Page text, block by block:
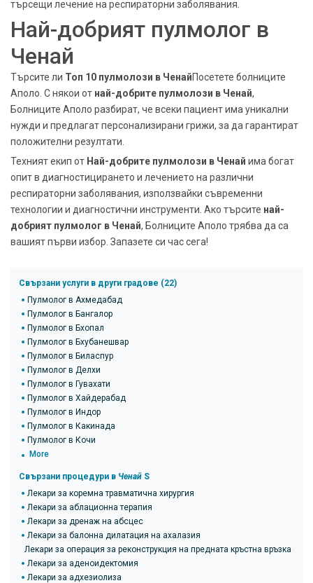
търсещи лечение на респираторни заболявания.
Най-добрият пулмолог в
Ченай
Търсите ли Топ 10 пулмолози в ЧенайПосетете болниците
Аполо. С някои от най-добрите пулмолози в Ченай,
Болниците Аполо разбират, че всеки пациент има уникални
нужди и предлагат персонализирани грижи, за да гарантират
положителни резултати.
Техният екип от Най-добрите пулмолози в Ченай има богат
опит в диагностицирането и лечението на различни
респираторни заболявания, използвайки съвременни
технологии и диагностични инструменти. Ако търсите най-
добрият пулмолог в Ченай, Болниците Аполо трябва да са
вашият първи избор. Запазете си час сега!
Свързани услуги в други градове (22)
Пулмолог в Ахмедабад
Пулмолог в Бангалор
Пулмолог в Бхопал
Пулмолог в Бхубанешвар
Пулмолог в Биласпур
Пулмолог в Делхи
Пулмолог в Гувахати
Пулмолог в Хайдерабад
Пулмолог в Индор
Пулмолог в Какинада
Пулмолог в Кочи
More
Свързани процедури в Ченай S
Лекари за коремна травматична хирургия
Лекари за аблационна терапия
Лекари за дренаж на абсцес
Лекари за балонна дилатация на ахалазия
Лекари за операция за реконструкция на предната кръстна връзка
Лекари за аденоидектомия
Лекари за адхезиолиза